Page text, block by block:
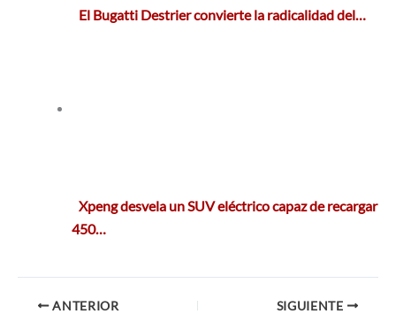
El Bugatti Destrier convierte la radicalidad del…
Xpeng desvela un SUV eléctrico capaz de recargar
450…
ANTERIOR SIGUIENTE